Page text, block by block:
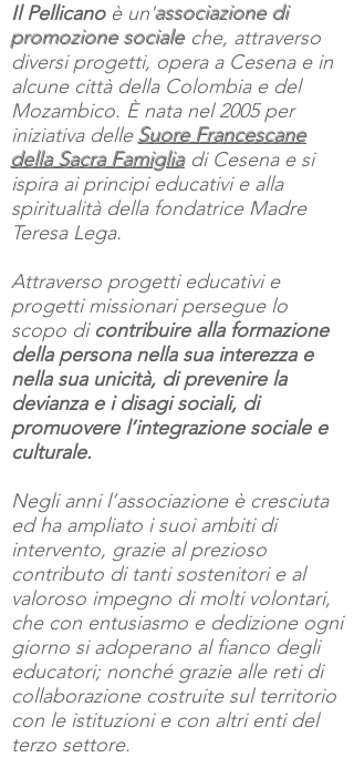
Il Pellicanoè un'associazione di
promozione socialeche, attraverso
diversi progetti, opera a Cesena e in
alcune città della Colombia e del
Mozambico. È nata nel 2005 per
iniziativa delleSuore Francescane
della Sacra Famiglia di Cesena e si
ispira ai principi educativi e alla
spiritualità della fondatrice Madre
Teresa Lega.
Attraverso progetti educativi e
progetti missionari persegue lo
scopo di contribuire alla formazione
della persona nella sua interezza e
nella sua unicità, di prevenire la
devianza e i disagi sociali, di
promuovere l’integrazione sociale e
culturale.
Negli anni l’associazione è cresciuta
ed ha ampliato i suoi ambiti di
intervento, grazie al prezioso
contributo di tanti sostenitori e al
valoroso impegno di molti volontari,
che con entusiasmo e dedizione ogni
giorno si adoperano al fianco degli
educatori; nonché grazie alle reti di
collaborazione costruite sul territorio
con le istituzioni e con altri enti del
terzo settore.